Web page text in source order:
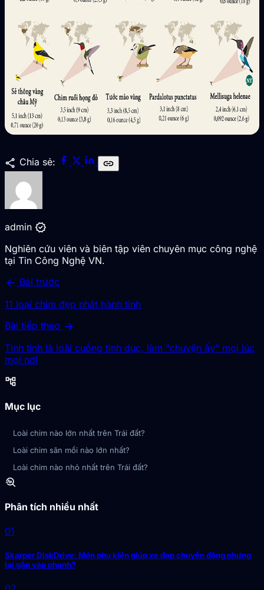
share Chia sẻ: link
admin verified
Nghiên cứu viên và biên tập viên chuyên mục công nghệ
tại Tin Công Nghệ VN.
arrow_back Bài trước
11 loại chim đẹp nhất hành tinh
Bài tiếp theo arrow_forward
Tinh tinh là loài cuồng tình dục, làm "chuyện ấy" mọi lúc
mọi nơi
account_tree
Mục lục
Loài chim nào lớn nhất trên Trái đất?
Loài chim săn mồi nào lớn nhất?
Loài chim nào nhỏ nhất trên Trái đất?
troubleshoot
Phân tích nhiều nhất
01
Skarper DiskDrive: Món phụ kiện giúp xe đạp chuyển động nhưng
lại gắn vào phanh?